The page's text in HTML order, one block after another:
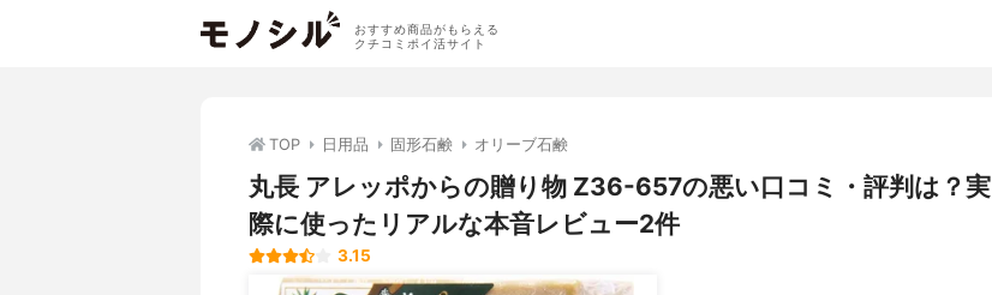
おすすめ商品がもらえる
クチコミポイ活サイト
TOP 日用品 固形石鹸 オリーブ石鹸
丸長 アレッポからの贈り物 Z36-657の悪い口コミ・評判は？実
際に使ったリアルな本音レビュー2件
3.15